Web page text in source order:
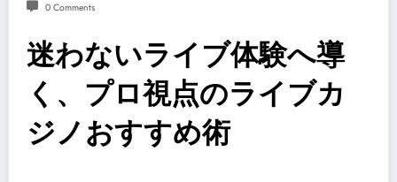
0 Comments
迷わないライブ体験へ導
く、プロ視点のライブカ
ジノおすすめ術